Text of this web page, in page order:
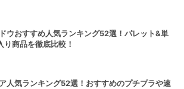
ウおすすめ人気ランキング52選！パレット&単
り商品を徹底比較！
人気ランキング52選！おすすめのプチプラや速